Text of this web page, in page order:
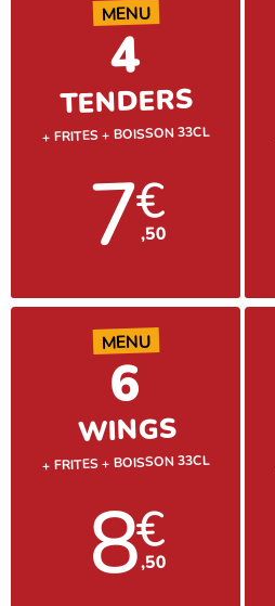
MENU
4
TENDERS
+ FRITES + BOISSON 33CL
7€
,50
MENU
6
WINGS
+ FRITES + BOISSON 33CL
8€
,50